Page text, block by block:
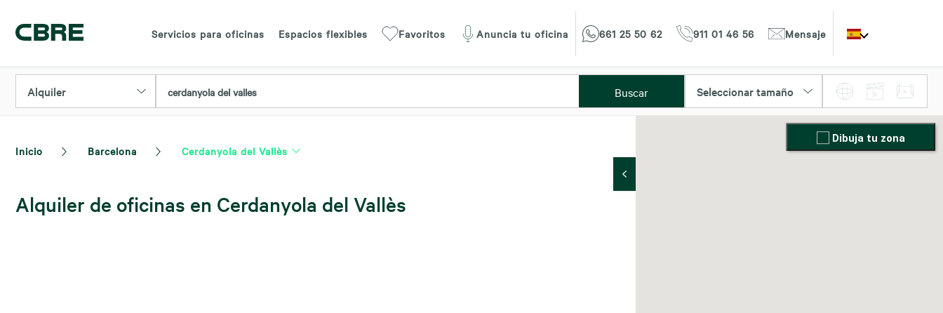
Servicios para oficinas Espacios flexibles Favoritos Anuncia tu oficina 661 25 50 62 911 01 46 56 Mensaje
Alquiler cerdanyola del valles Buscar Seleccionar tamaño
Inicio Barcelona Cerdanyola del Vallès
Alquiler de oficinas en Cerdanyola del Vallès
Dibuja tu zona